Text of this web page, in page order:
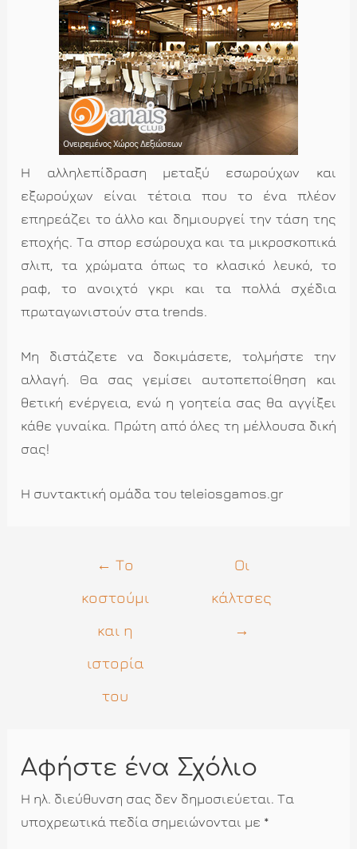
Η αλληλεπίδραση μεταξύ εσωρούχων και
εξωρούχων είναι τέτοια που το ένα πλέον
επηρεάζει το άλλο και δημιουργεί την τάση της
εποχής. Τα σπορ εσώρουχα και τα μικροσκοπικά
σλιπ, τα χρώματα όπως το κλασικό λευκό, το
ραφ, το ανοιχτό γκρι και τα πολλά σχέδια
πρωταγωνιστούν στα trends.
Μη διστάζετε να δοκιμάσετε, τολμήστε την
αλλαγή. Θα σας γεμίσει αυτοπεποίθηση και
θετική ενέργεια, ενώ η γοητεία σας θα αγγίξει
κάθε γυναίκα. Πρώτη από όλες τη μέλλουσα δική
σας!
Η συντακτική ομάδα του teleiosgamos.gr
← Το
κοστούμι
και η
ιστορία
του
Οι
κάλτσες
→
Αφήστε ένα Σχόλιο
Η ηλ. διεύθυνση σας δεν δημοσιεύεται. Τα
υποχρεωτικά πεδία σημειώνονται με *